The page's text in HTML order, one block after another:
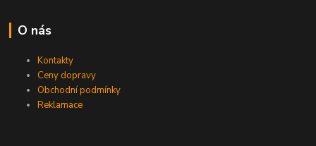
O nás
Kontakty
Ceny dopravy
Obchodní podmínky
Reklamace